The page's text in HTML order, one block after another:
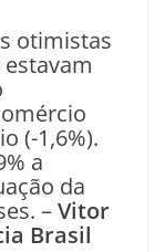
otimistas
(-1,6%).
a
da
–Vitor
Brasil